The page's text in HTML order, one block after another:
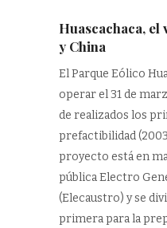
Huascachaca, el
y China
El Parque Eólico
operar el 31 de
de realizados los
prefactibilidad
proyecto está en
pública Electro
(Elecaustro) y se
primera para la